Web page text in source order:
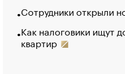
Сотрудники открыли
Как налоговики ищут
квартир